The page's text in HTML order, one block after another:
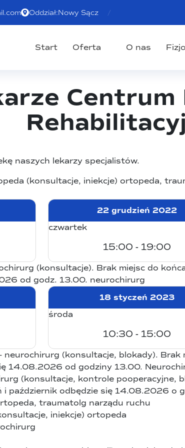
Oddział:Nowy Sącz
Start Oferta O nas
Centrum
naszych lekarzy specjalistów.
(konsultacje, iniekcje) ortopeda,
22 grudzień 2022
czwartek
15:00 - 19:00
(konsultacje). Brak miejsc do
od godz. 13.00. neurochirurg
18 styczeń 2023
środa
10:30 - 15:00
neurochirurg (konsultacje, blokady).
14.08.2026 od godziny 13.00.
(konsultacje, kontrole pooperacyjne,
i październik odbędzie się 14.08.2026 o
traumatolg narządu ruchu
iniekcje) ortopeda